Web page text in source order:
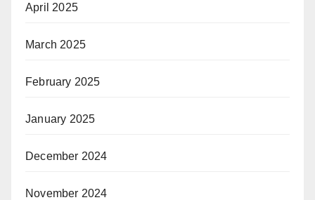
April 2025
March 2025
February 2025
January 2025
December 2024
November 2024